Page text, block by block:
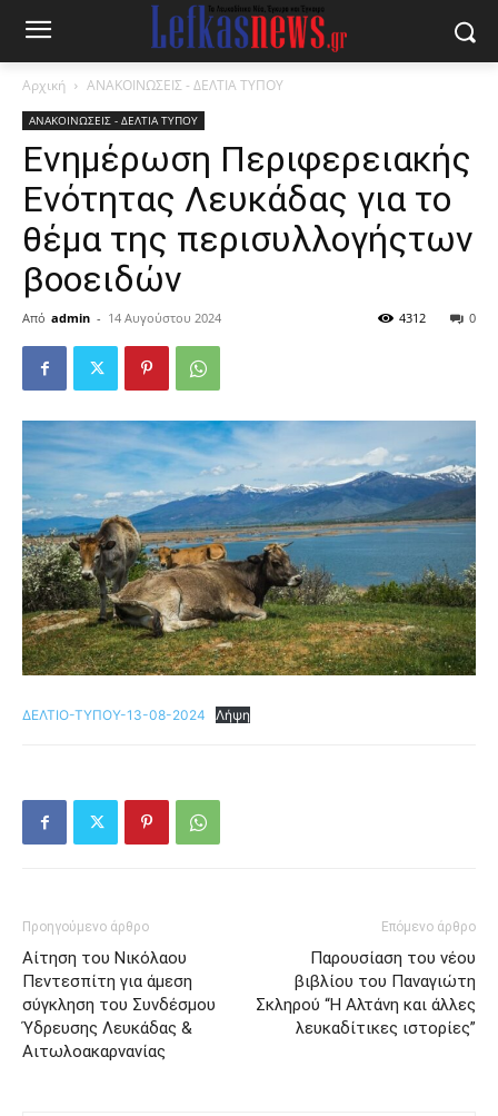
Αρχική ΑΝΑΚΟΙΝΩΣΕΙΣ - ΔΕΛΤΙΑ ΤΥΠΟΥ
ΑΝΑΚΟΙΝΩΣΕΙΣ - ΔΕΛΤΙΑ ΤΥΠΟΥ
Ενημέρωση Περιφερειακής
Ενότητας Λευκάδας για το
θέμα της περισυλλογήςτων
βοοειδών
Από admin - 14 Αυγούστου 2024 0
4312
ΔΕΛΤΙΟ-ΤΥΠΟΥ-13-08-2024 Λήψη
Προηγούμενο άρθρο
Αίτηση του Νικόλαου
Πεντεσπίτη για άμεση
σύγκληση του Συνδέσμου
Ύδρευσης Λευκάδας &
Αιτωλοακαρνανίας
Επόμενο άρθρο
Παρουσίαση του νέου
βιβλίου του Παναγιώτη
Σκληρού “Η Αλτάνη και άλλες
λευκαδίτικες ιστορίες”